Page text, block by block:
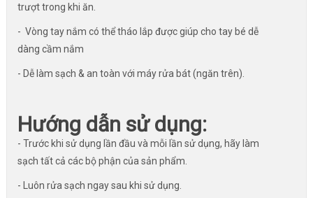
trượt trong khi ăn.
- Vòng tay nắm có thể tháo lắp được giúp cho tay bé dễ
dàng cầm nắm
- Dễ làm sạch & an toàn với máy rửa bát (ngăn trên).
Hướng dẫn sử dụng:
- Trước khi sử dụng lần đầu và mỗi lần sử dụng, hãy làm
sạch tất cả các bộ phận của sản phẩm.
- Luôn rửa sạch ngay sau khi sử dụng.